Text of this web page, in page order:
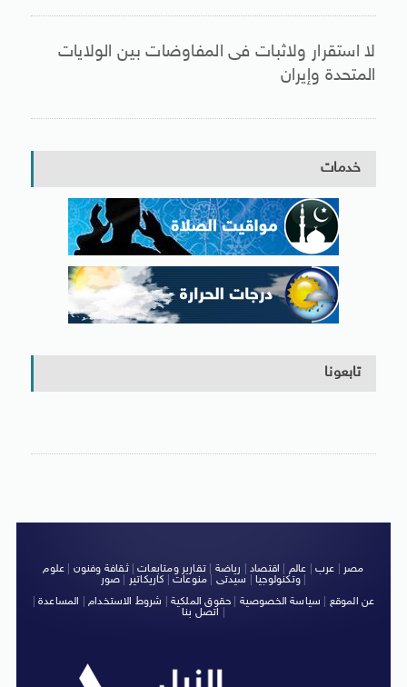
لا استقرار ولاثبات فى المفاوضات بين الولايات
المتحدة وإيران
خدمات
تابعونا
مصر عرب عالم اقتصاد رياضة |تقارير ومتابعات|ثقافة وفنون
علوم
وتكنولوجيا| سيدتى منوعات كاريكاتير صور
|
عن الموقع
سياسة الخصوصية حقوق الملكية شروط الاستخدام| المساعدة|
اتصل بنا